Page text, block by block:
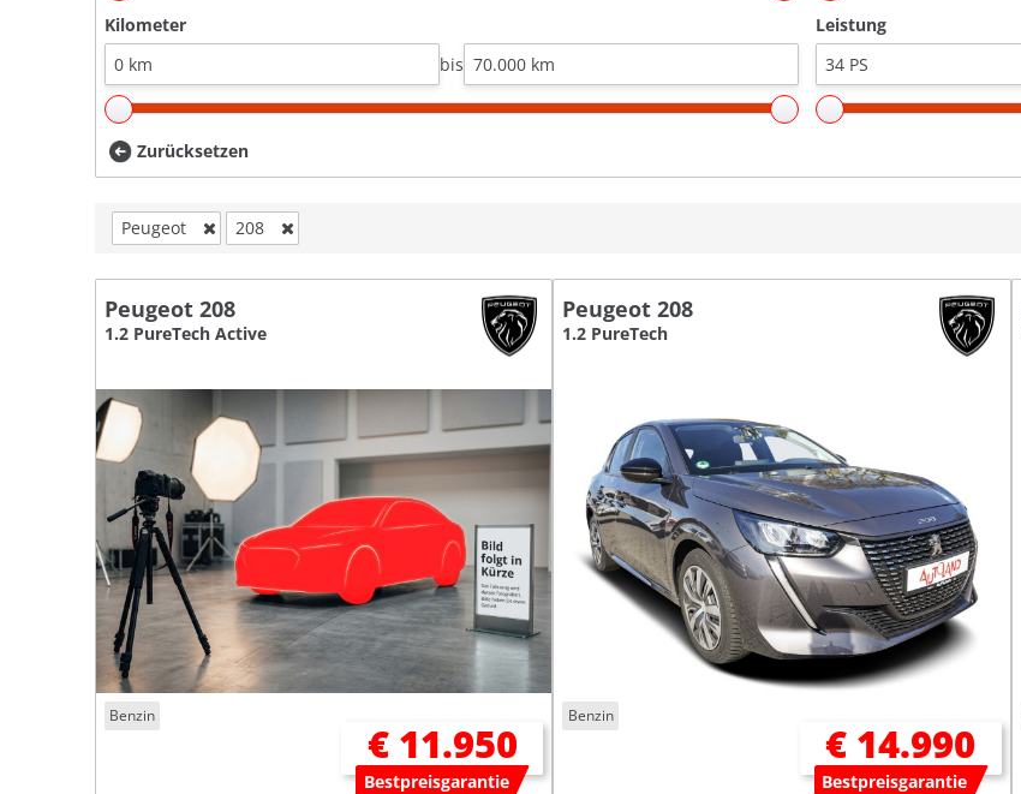
Kilometer
bis
Leistung
Zurücksetzen
Peugeot 208
Peugeot 208
1.2 PureTech Active
Benzin
€ 11.950
Bestpreisgarantie
Peugeot 208
1.2 PureTech
Benzin
€ 14.990
Bestpreisgarantie